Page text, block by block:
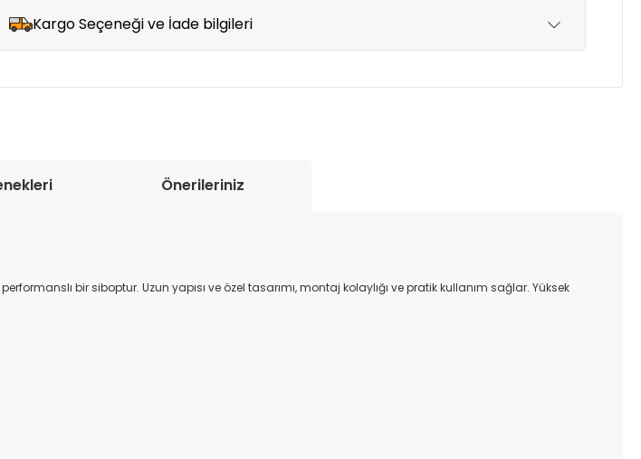
Kargo Seçeneği ve İade bilgileri
Önerileriniz
bir siboptur. Uzun yapısı ve özel tasarımı, montaj kolaylığı ve pratik kullanım sağlar. Yüksek